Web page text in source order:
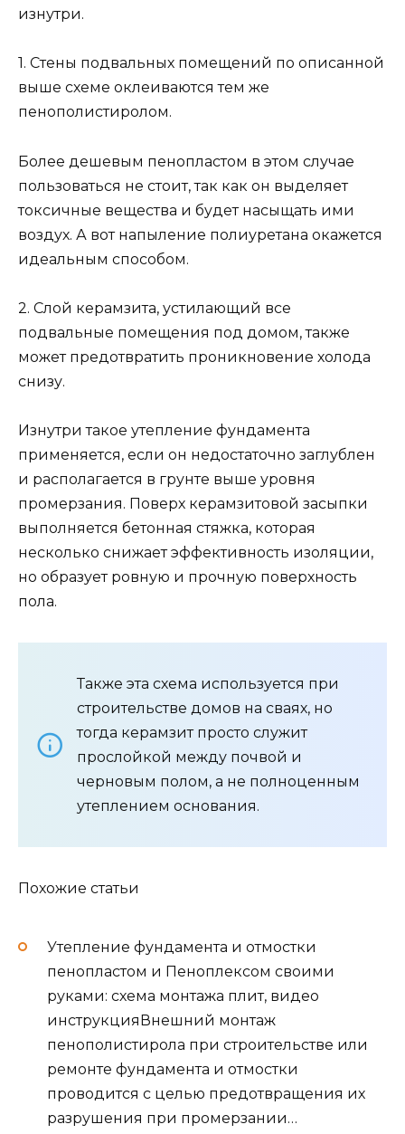
изнутри.
1. Стены подвальных помещений по описанной
выше схеме оклеиваются тем же
пенополистиролом.
Более дешевым пенопластом в этом случае
пользоваться не стоит, так как он выделяет
токсичные вещества и будет насыщать ими
воздух. А вот напыление полиуретана окажется
идеальным способом.
2. Слой керамзита, устилающий все
подвальные помещения под домом, также
может предотвратить проникновение холода
снизу.
Изнутри такое утепление фундамента
применяется, если он недостаточно заглублен
и располагается в грунте выше уровня
промерзания. Поверх керамзитовой засыпки
выполняется бетонная стяжка, которая
несколько снижает эффективность изоляции,
но образует ровную и прочную поверхность
пола.
Также эта схема используется при
строительстве домов на сваях, но
тогда керамзит просто служит
прослойкой между почвой и
черновым полом, а не полноценным
утеплением основания.
Похожие статьи
Утепление фундамента и отмостки
пенопластом и Пеноплексом своими
руками: схема монтажа плит, видео
инструкция Внешний монтаж
пенополистирола при строительстве или
ремонте фундамента и отмостки
проводится с целью предотвращения их
разрушения при промерзании…